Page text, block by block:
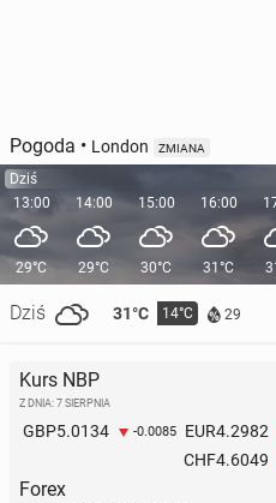
Pogoda • London ZMIANA
Dziś
13:00
29°C
Dziś 31°C 14°C 29
14:00
29°C
15:00
30°C
16:00
31°C
Kurs NBP
Z DNIA: 7 SIERPNIA
GBP5.0134 -0.0085 EUR4.2982
CHF4.6049
Forex